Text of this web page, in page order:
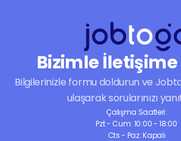
Bizimle İletişime
Bilgilerinizle formu doldurun ve
ulaşarak sorularınızı
Çalışma Saatleri:
Pzt - Cum: 10:00 - 18:00
Cts - Paz: Kapalı